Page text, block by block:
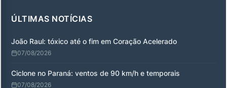
ÚLTIMAS NOTÍCIAS
João Raul: tóxico até o fim em Coração Acelerado
07/08/2026
Ciclone no Paraná: ventos de 90 km/h e temporais
07/08/2026